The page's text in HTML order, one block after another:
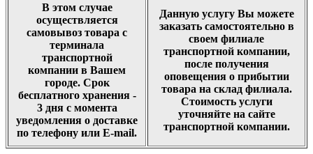
В этом случае
осуществляется
самовывоз товара с
терминала
транспортной
компании в Вашем
городе. Срок
бесплатного хранения -
3 дня с момента
уведомления о доставке
по телефону или E-mail.
Данную услугу Вы можете
заказать самостоятельно в
своем филиале
транспортной компании,
после получения
оповещения о прибытии
товара на склад филиала.
Стоимость услуги
уточняйте на сайте
транспортной компании.